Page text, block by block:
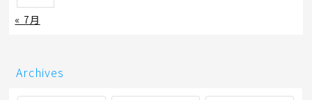
« 7月
Archives